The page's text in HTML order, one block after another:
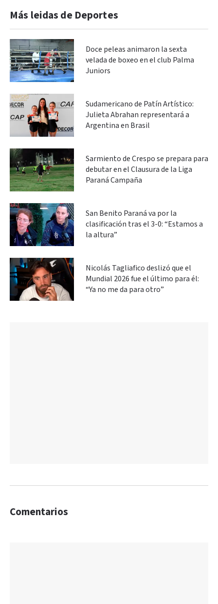
Más leidas de Deportes
Doce peleas animaron la sexta
velada de boxeo en el club Palma
Juniors
Sudamericano de Patín Artístico:
Julieta Abrahan representará a
Argentina en Brasil
Sarmiento de Crespo se prepara para
debutar en el Clausura de la Liga
Paraná Campaña
San Benito Paraná va por la
clasificación tras el 3-0: “Estamos a
la altura”
Nicolás Tagliafico deslizó que el
Mundial 2026 fue el último para él:
“Ya no me da para otro”
Comentarios